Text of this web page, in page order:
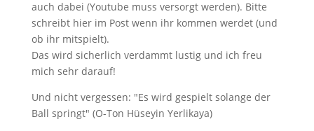
auch dabei (Youtube muss versorgt werden). Bitte
schreibt hier im Post wenn ihr kommen werdet (und
ob ihr mitspielt).
Das wird sicherlich verdammt lustig und ich freu
mich sehr darauf!
Und nicht vergessen: "Es wird gespielt solange der
Ball springt" (O-Ton Hüseyin Yerlikaya)